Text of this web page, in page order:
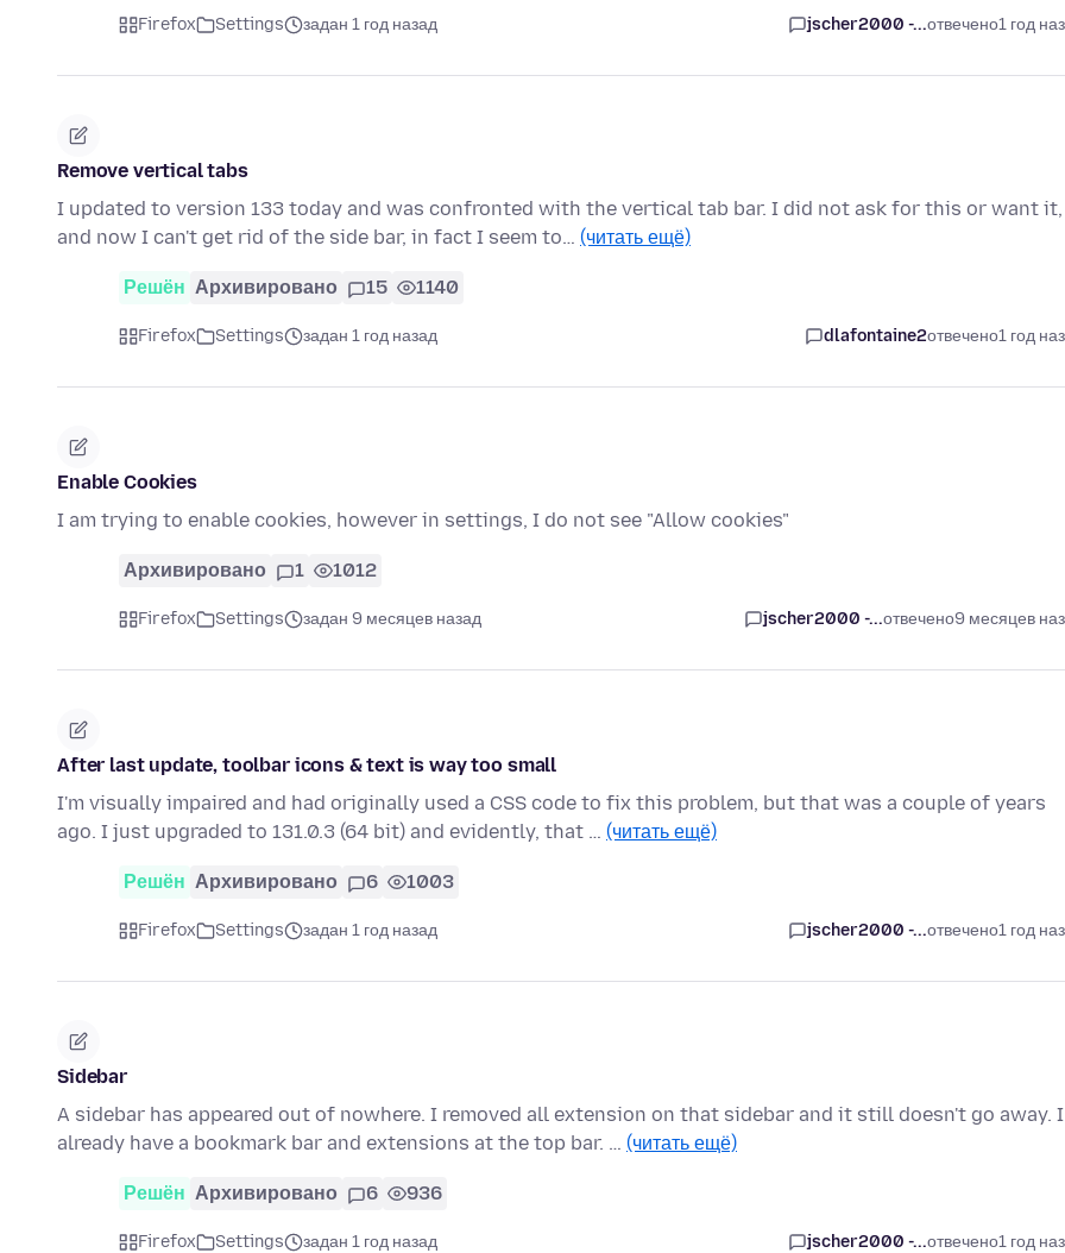
Firefox Settings задан 1 год назад jscher2000 -...отвечено1 год
Remove vertical tabs
I updated to version 133 today and was confronted with the vertical tab bar. I did not ask for this or want it,
and now I can't get rid of the side bar, in fact I seem to… (читать ещё)
Решён Архивировано 15 1140
Firefox Settings задан 1 год назад dlafontaine2отвечено1 год
Enable Cookies
I am trying to enable cookies, however in settings, I do not see "Allow cookies"
Архивировано 1 1012
Firefox Settings задан 9 месяцев назад jscher2000 -...отвечено9 месяцев
After last update, toolbar icons & text is way too small
I'm visually impaired and had originally used a CSS code to fix this problem, but that was a couple of years
ago. I just upgraded to 131.0.3 (64 bit) and evidently, that … (читать ещё)
Решён Архивировано 6 1003
Firefox Settings задан 1 год назад jscher2000 -...отвечено1 год
Sidebar
A sidebar has appeared out of nowhere. I removed all extension on that sidebar and it still doesn't go away. I
already have a bookmark bar and extensions at the top bar. … (читать ещё)
Решён Архивировано 6 936
Firefox Settings задан 1 год назад jscher2000 -...отвечено1 год